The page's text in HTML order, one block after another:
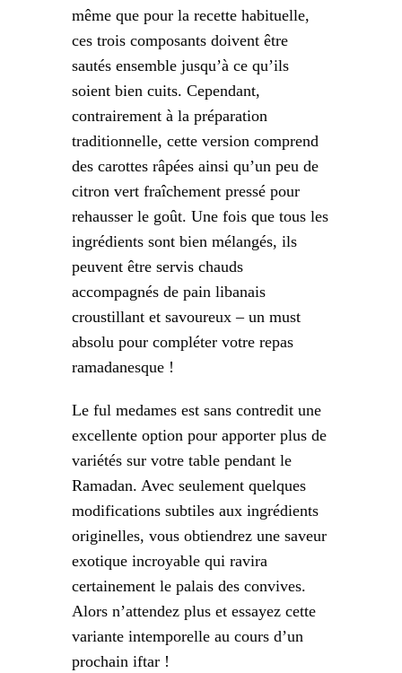
même que pour la recette habituelle,
ces trois composants doivent être
sautés ensemble jusqu’à ce qu’ils
soient bien cuits. Cependant,
contrairement à la préparation
traditionnelle, cette version comprend
des carottes râpées ainsi qu’un peu de
citron vert fraîchement pressé pour
rehausser le goût. Une fois que tous les
ingrédients sont bien mélangés, ils
peuvent être servis chauds
accompagnés de pain libanais
croustillant et savoureux – un must
absolu pour compléter votre repas
ramadanesque !
Le ful medames est sans contredit une
excellente option pour apporter plus de
variétés sur votre table pendant le
Ramadan. Avec seulement quelques
modifications subtiles aux ingrédients
originelles, vous obtiendrez une saveur
exotique incroyable qui ravira
certainement le palais des convives.
Alors n’attendez plus et essayez cette
variante intemporelle au cours d’un
prochain iftar !